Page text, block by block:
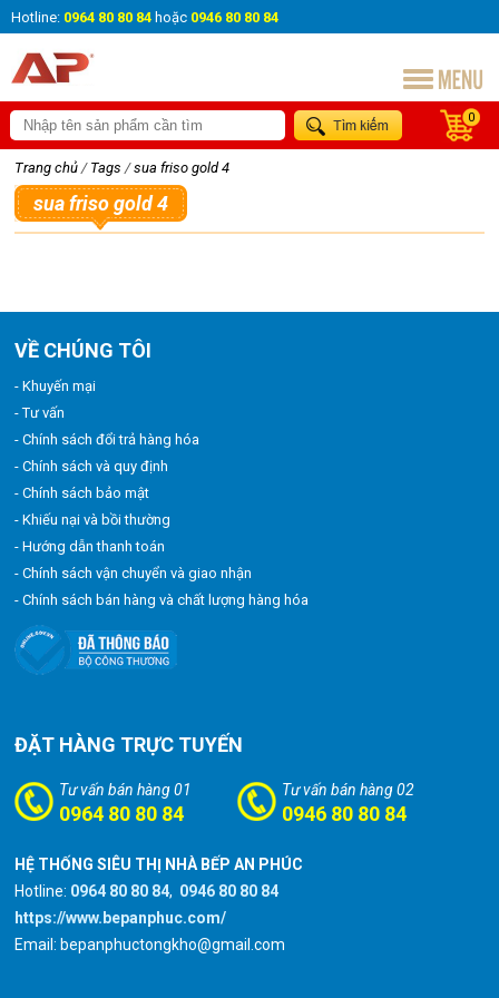
Hotline: 0964 80 80 84 hoặc 0946 80 80 84
0
Trang chủ / Tags / sua friso gold 4
sua friso gold 4
VỀ CHÚNG TÔI
- Khuyến mại
- Tư vấn
- Chính sách đổi trả hàng hóa
- Chính sách và quy định
- Chính sách bảo mật
- Khiếu nại và bồi thường
- Hướng dẫn thanh toán
- Chính sách vận chuyển và giao nhận
- Chính sách bán hàng và chất lượng hàng hóa
ĐẶT HÀNG TRỰC TUYẾN
Tư vấn bán hàng 01
0964 80 80 84
Tư vấn bán hàng 02
0946 80 80 84
HỆ THỐNG SIÊU THỊ NHÀ BẾP AN PHÚC
Hotline: 0964 80 80 84, 0946 80 80 84
https://www.bepanphuc.com/
Email: bepanphuctongkho@gmail.com